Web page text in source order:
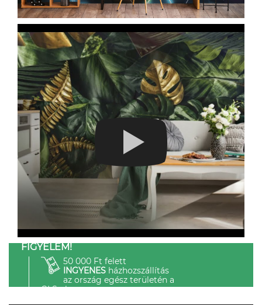
FIGYELEM!
50 000 Ft felett
INGYENESházhozszállítás
az ország egész területén a
GLS-el.